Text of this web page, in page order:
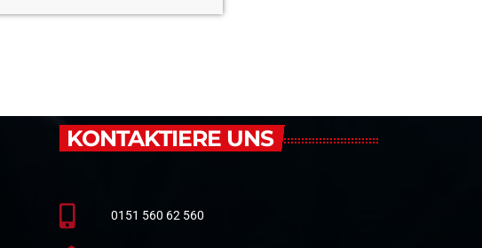
KONTAKTIERE UNS
0151 560 62 560